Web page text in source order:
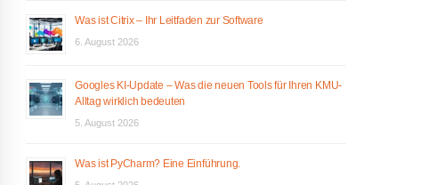
Was ist Citrix – Ihr Leitfaden zur Software
6. August 2026
Googles KI-Update – Was die neuen Tools für Ihren KMU-
Alltag wirklich bedeuten
5. August 2026
Was ist PyCharm? Eine Einführung.